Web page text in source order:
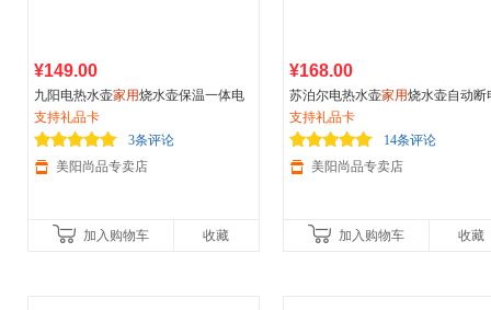
¥149.00
九阳电热水壶家用烧水壶保温一体电
水壶自动断电大容量恒温开水壶
支持礼品卡
3条评论
美阳尚品专卖店
加入购物车 收藏
¥168.00
苏泊尔电热水壶家用烧水壶自动断
保温304不锈钢1.7升
支持礼品卡
14条评论
美阳尚品专卖店
加入购物车 收藏